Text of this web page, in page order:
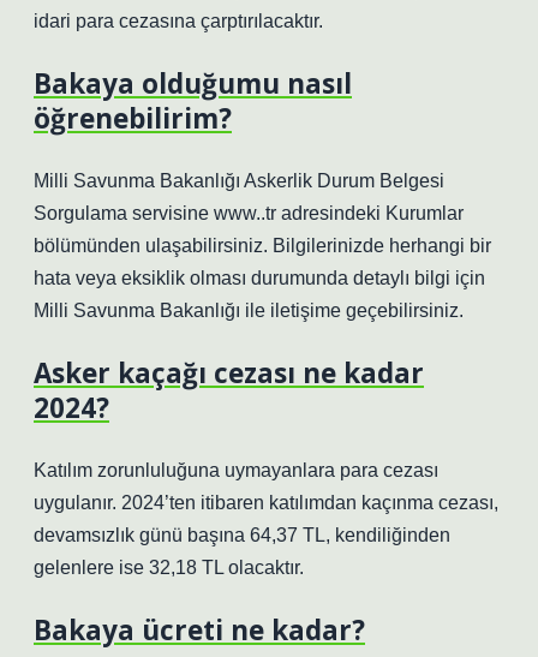
idari para cezasına çarptırılacaktır.
Bakaya olduğumu nasıl
öğrenebilirim?
Milli Savunma Bakanlığı Askerlik Durum Belgesi
Sorgulama servisine www..tr adresindeki Kurumlar
bölümünden ulaşabilirsiniz. Bilgilerinizde herhangi bir
hata veya eksiklik olması durumunda detaylı bilgi için
Milli Savunma Bakanlığı ile iletişime geçebilirsiniz.
Asker kaçağı cezası ne kadar
2024?
Katılım zorunluluğuna uymayanlara para cezası
uygulanır. 2024’ten itibaren katılımdan kaçınma cezası,
devamsızlık günü başına 64,37 TL, kendiliğinden
gelenlere ise 32,18 TL olacaktır.
Bakaya ücreti ne kadar?